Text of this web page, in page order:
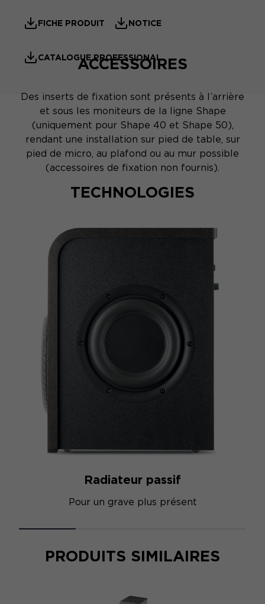
FICHE PRODUIT NOTICE
CATALOGUE PROFESSIONAL
ACCESSOIRES
Des inserts de fixation sont présents à l’arrière
et sous les moniteurs de la ligne Shape
(uniquement pour Shape 40 et Shape 50),
rendant une installation sur pied de table, sur
pied de micro, au plafond ou au mur possible
(accessoires de fixation non fournis).
TECHNOLOGIES
Radiateur passif
Pour un grave plus présent
PRODUITS SIMILAIRES